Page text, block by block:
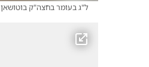
ל"ג בעומר בחצה"ק בוטושאן